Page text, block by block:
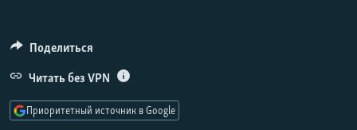
ПОДПИШИТЕСЬ НА РАССЫЛКУ
СОЦИАЛЬНЫЕ СЕТИ
Поделиться
Читать без VPN
Приоритетный источник в Google